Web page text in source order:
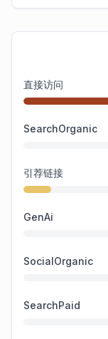
直接访问
SearchOrganic
引荐链接
GenAi
SocialOrganic
SearchPaid